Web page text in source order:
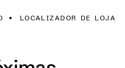
LOCALIZADOR DE LOJA